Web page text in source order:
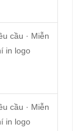
cầu · Miễn
in logo
cầu · Miễn
in logo